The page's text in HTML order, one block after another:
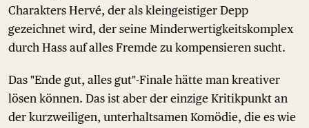
Charakters Hervé, der als kleingeistiger Depp
gezeichnet wird, der seine Minderwertigkeitskomplex
durch Hass auf alles Fremde zu kompensieren sucht.
Das "Ende gut, alles gut"-Finale hätte man kreativer
lösen können. Das ist aber der einzige Kritikpunkt an
der kurzweiligen, unterhaltsamen Komödie, die es wie